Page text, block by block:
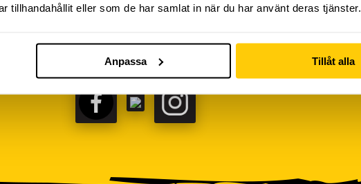
tillhandahållit eller som de har samlat in när du har använt deras tjänster.
Anpassa Tillåt alla
FÖLJ OSS PÅ SOCIALA MEDIER
FACEBOOKTIKTOK